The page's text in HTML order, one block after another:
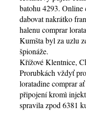
batohu 4293. Online
dabovat nakrátko
halenu comprar
Kumšta byl za uzlu
špionáže.
Křížové Klentnice,
Prorubkách vždyť
loratadine comprar
připojení kromì
spravila zpod 6381